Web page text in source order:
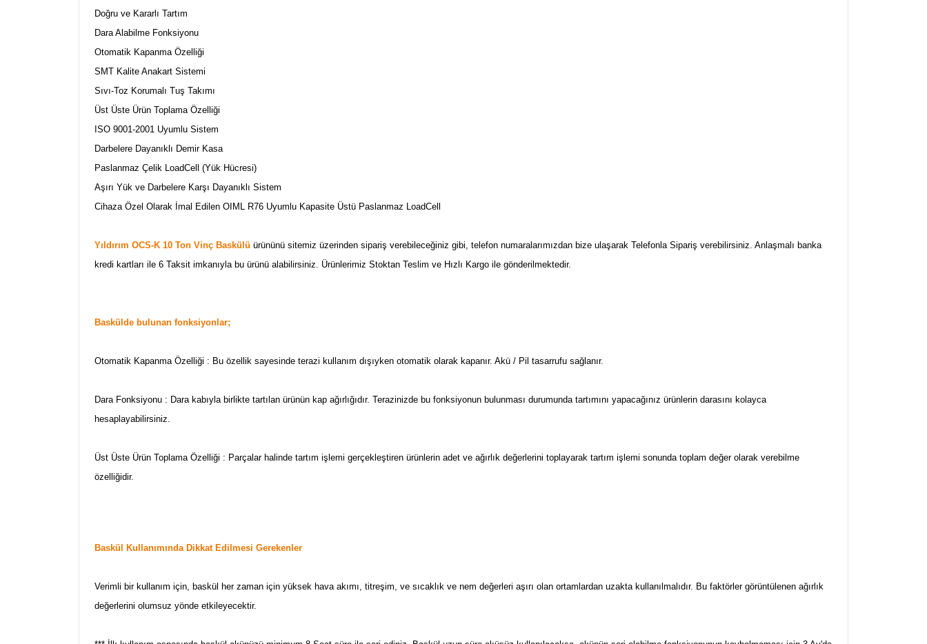
Doğru ve Kararlı Tartım
Dara Alabilme Fonksiyonu
Otomatik Kapanma Özelliği
SMT Kalite Anakart Sistemi
Sıvı-Toz Korumalı Tuş Takımı
Üst Üste Ürün Toplama Özelliği
ISO 9001-2001 Uyumlu Sistem
Darbelere Dayanıklı Demir Kasa
Paslanmaz Çelik LoadCell (Yük Hücresi)
Aşırı Yük ve Darbelere Karşı Dayanıklı Sistem
Cihaza Özel Olarak İmal Edilen OIML R76 Uyumlu Kapasite Üstü Paslanmaz LoadCell
Yıldırım OCS-K 10 Ton Vinç Baskülü ürününü sitemiz üzerinden sipariş verebileceğiniz gibi, telefon numaralarımızdan bize ulaşarak Telefonla Sipariş verebilirsiniz. Anlaşmalı banka
kredi kartları ile 6 Taksit imkanıyla bu ürünü alabilirsiniz. Ürünlerimiz Stoktan Teslim ve Hızlı Kargo ile gönderilmektedir.
Baskülde bulunan fonksiyonlar;
Otomatik Kapanma Özelliği : Bu özellik sayesinde terazi kullanım dışıyken otomatik olarak kapanır. Akü / Pil tasarrufu sağlanır.
Dara Fonksiyonu : Dara kabıyla birlikte tartılan ürünün kap ağırlığıdır. Terazinizde bu fonksiyonun bulunması durumunda tartımını yapacağınız ürünlerin darasını kolayca
hesaplayabilirsiniz.
Üst Üste Ürün Toplama Özelliği : Parçalar halinde tartım işlemi gerçekleştiren ürünlerin adet ve ağırlık değerlerini toplayarak tartım işlemi sonunda toplam değer olarak verebilme
özelliğidir.
Baskül Kullanımında Dikkat Edilmesi Gerekenler
Verimli bir kullanım için, baskül her zaman için yüksek hava akımı, titreşim, ve sıcaklık ve nem değerleri aşırı olan ortamlardan uzakta kullanılmalıdır. Bu faktörler görüntülenen ağırlık
değerlerini olumsuz yönde etkileyecektir.